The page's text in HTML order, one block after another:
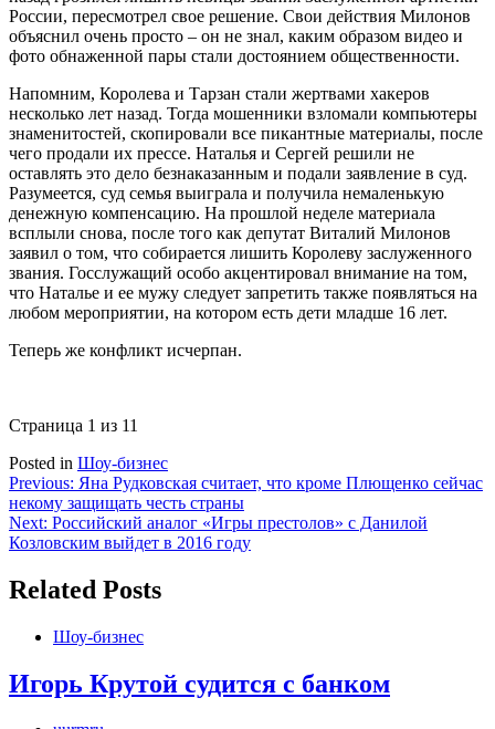
России, пересмотрел свое решение. Свои действия Милонов
объяснил очень просто – он не знал, каким образом видео и
фото обнаженной пары стали достоянием общественности.
Напомним, Королева и Тарзан стали жертвами хакеров
несколько лет назад. Тогда мошенники взломали компьютеры
знаменитостей, скопировали все пикантные материалы, после
чего продали их прессе. Наталья и Сергей решили не
оставлять это дело безнаказанным и подали заявление в суд.
Разумеется, суд семья выиграла и получила немаленькую
денежную компенсацию. На прошлой неделе материала
всплыли снова, после того как депутат Виталий Милонов
заявил о том, что собирается лишить Королеву заслуженного
звания. Госслужащий особо акцентировал внимание на том,
что Наталье и ее мужу следует запретить также появляться на
любом мероприятии, на котором есть дети младше 16 лет.
Теперь же конфликт исчерпан.
Страница 1 из 11
Posted in Шоу-бизнес
Навигация
по
записям
Previous: Яна Рудковская считает, что кроме Плющенко сейчас
некому защищать честь страны
Next: Российский аналог «Игры престолов» с Данилой
Козловским выйдет в 2016 году
Related Posts
Шоу-бизнес
Игорь Крутой судится с банком